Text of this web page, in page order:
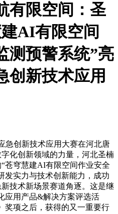
有限空间：圣
AI有限空间
测预警系统”亮
创新技术应用
急创新技术应用大赛在河北唐
化创新领域的力量，河北圣楠
苍穹慧建AI有限空间作业安全
发实力与技术创新能力，成功
技术新场景赛道角逐。这是继
应用产品&解决方案评选活
奖项之后，获得的又一重要行